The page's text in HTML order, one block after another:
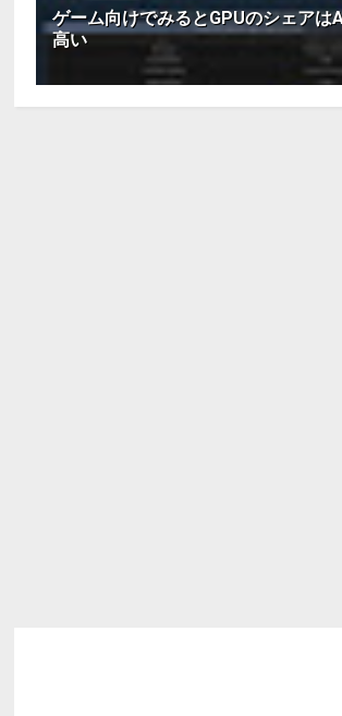
ゲーム向けでみるとGPUのシェアは
高い